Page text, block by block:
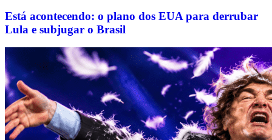
Está acontecendo: o plano dos EUA para derrubar
Lula e subjugar o Brasil